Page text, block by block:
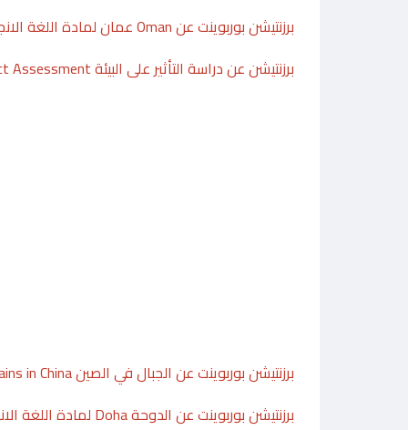
برزنتيشن بوربوينت عن Oman عمان لمادة اللغة الانجليزية
برزنتيشن عن دراسة التأثير على البيئة Environmental Impact Assessment لمادة اللغة الانجليزية
برزنتيشن بوربوينت عن الجبال في الصين Mountains in China لمادة اللغة الانجليزية
برزنتيشن بوربوينت عن الدوحة Doha لمادة اللغة الانجليزية